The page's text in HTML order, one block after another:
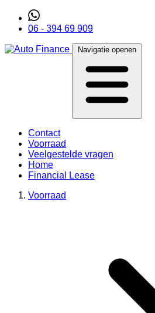
06 - 394 69 909
Navigatie openen
Contact
Voorraad
Veelgestelde vragen
Home
Financial Lease
Voorraad